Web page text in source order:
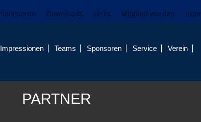
Sponsoren Downloads Links Mitglied werden
Impressionen Teams Sponsoren Service Verein
PARTNER